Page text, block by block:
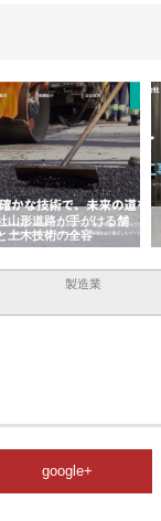
山形道路が手がける舗
土木技術の全容
製造業
google+